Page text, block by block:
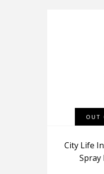
OUT
City Life
Spray